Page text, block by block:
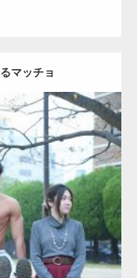
マッチョ
細マッチョ) 腹筋